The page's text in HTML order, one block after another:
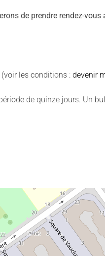
de prendre rendez-vous
les conditions : devenir
de quinze jours. Un